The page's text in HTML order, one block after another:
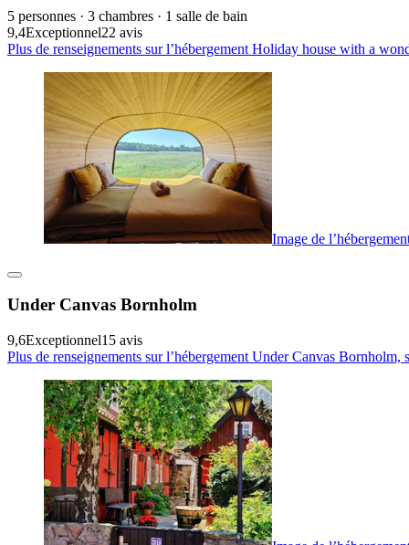
5 personnes · 3 chambres · 1 salle de bain
9,4Exceptionnel22 avis
Plus de renseignements sur l’hébergement Holiday house with a
Image de
Under Canvas Bornholm
9,6Exceptionnel15 avis
Plus de renseignements sur l’hébergement Under Canvas Bornholm,